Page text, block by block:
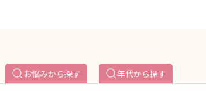
お悩みから探す 年代から探す